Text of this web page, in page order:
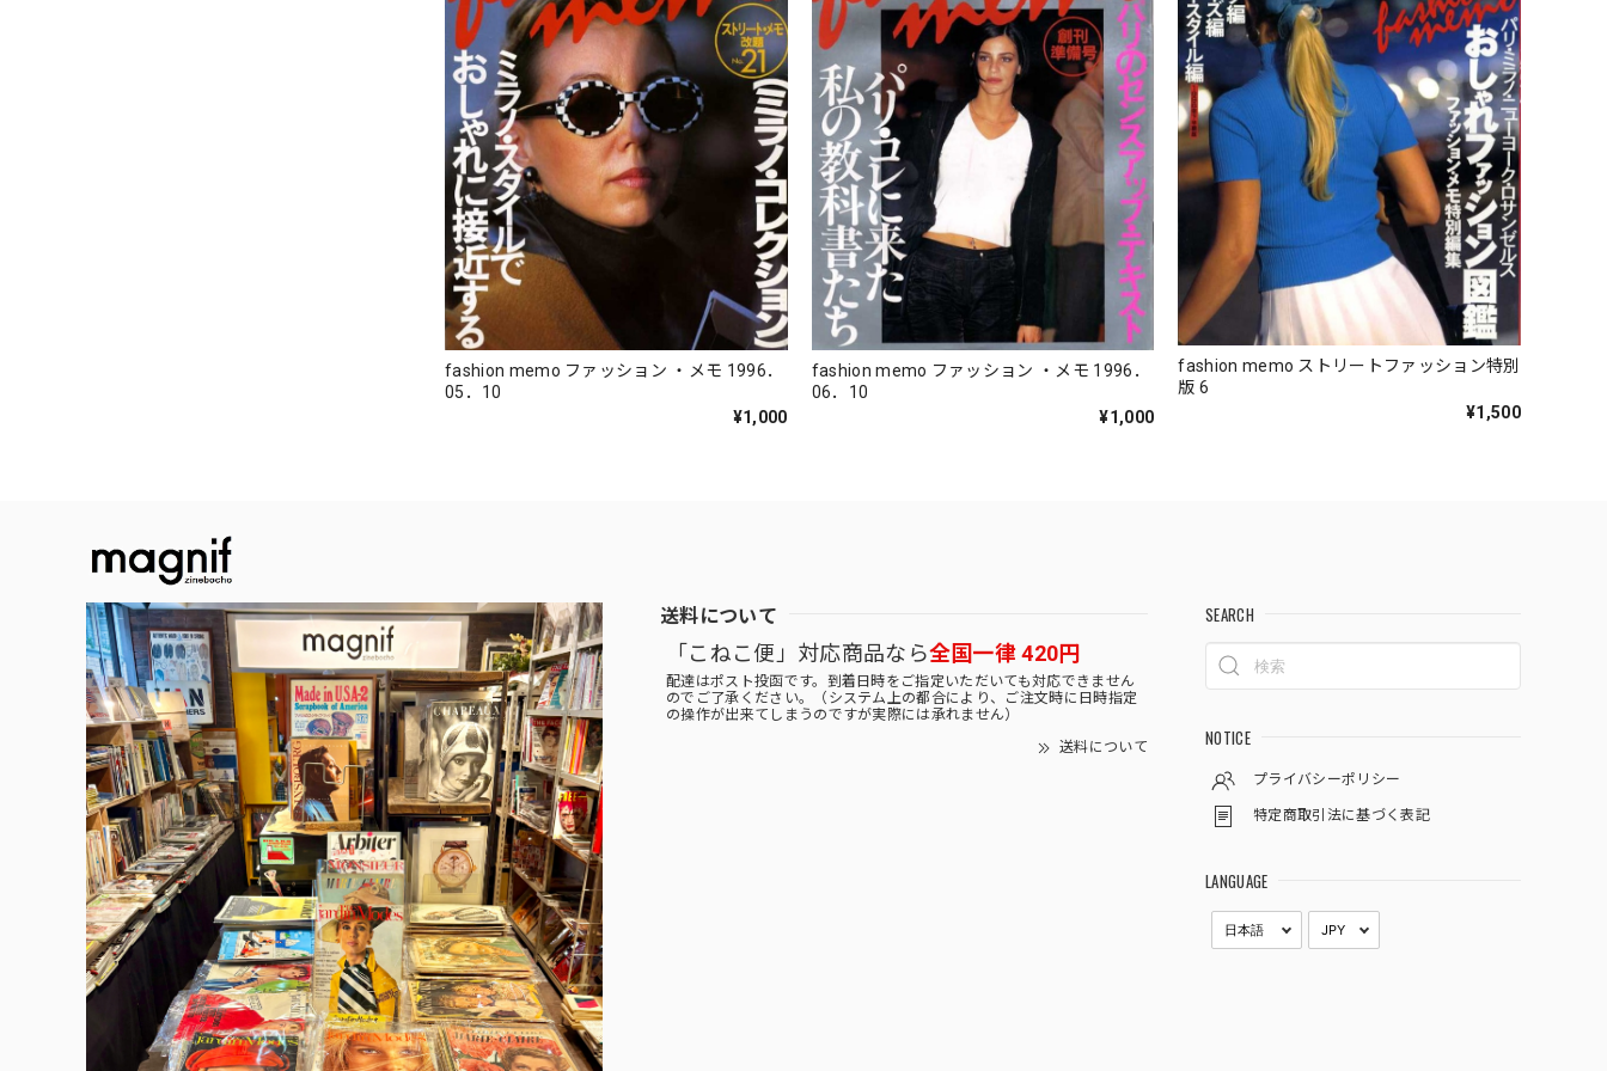
fashion memo ファッション ・メモ 1996．
05．10
¥1,000
fashion memo ファッション ・メモ 1996．
06．10
¥1,000
fashion memo ストリートファッション特別
版 6
¥1,500
送料について
「こねこ便」対応商品なら全国一律 420円
配達はポスト投函です。到着日時をご指定いただいても対応できません
のでご了承ください。（システム上の都合により、ご注文時に日時指定
の操作が出来てしまうのですが実際には承れません）
送料について
SEARCH
NOTICE
プライバシーポリシー
特定商取引法に基づく表記
LANGUAGE